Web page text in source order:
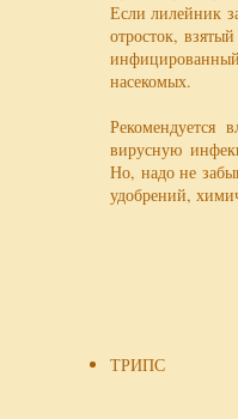
Если лилейник
отросток,
насекомых.
Рекомендуется
вирусную
Но, надо не
удобрений,
ТРИПС